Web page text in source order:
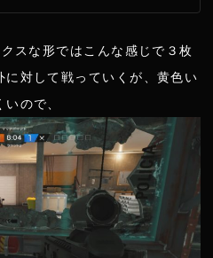
スな形ではこんな感じで３枚
対して戦っていくが、黄色い
ので、